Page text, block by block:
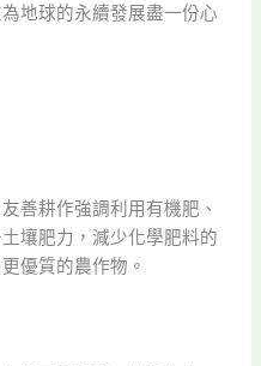
地球的永續發展盡一份心
善耕作強調利用有機肥、
壤肥力，減少化學肥料的
優質的農作物。